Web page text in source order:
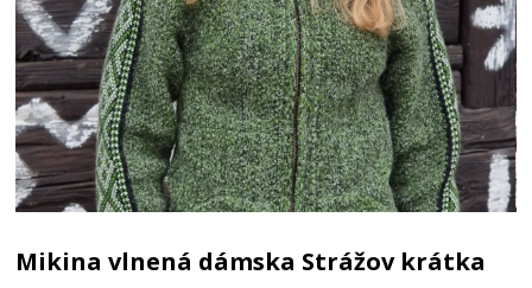
Mikina vlnená dámska Strážov krátka